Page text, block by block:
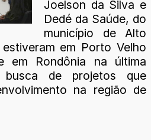
Joelson da Silva e
Dedé da Saúde, do
município de Alto
em Porto Velho
em Rondônia na última
de projetos que
na região de